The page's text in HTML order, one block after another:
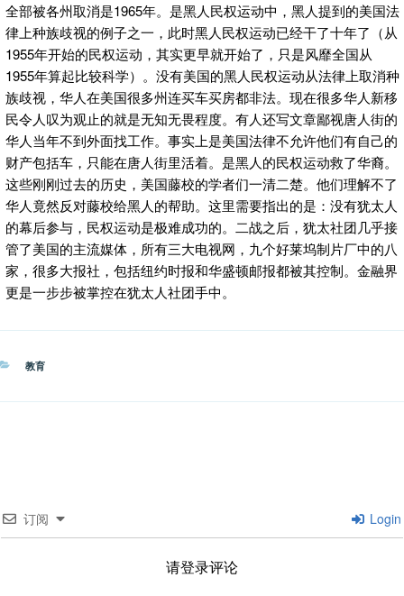
全部被各州取消是1965年。是黑人民权运动中，黑人提到的美国法
律上种族歧视的例子之一，此时黑人民权运动已经干了十年了（从
1955年开始的民权运动，其实更早就开始了，只是风靡全国从
1955年算起比较科学）。没有美国的黑人民权运动从法律上取消种
族歧视，华人在美国很多州连买车买房都非法。现在很多华人新移
民令人叹为观止的就是无知无畏程度。有人还写文章鄙视唐人街的
华人当年不到外面找工作。事实上是美国法律不允许他们有自己的
财产包括车，只能在唐人街里活着。是黑人的民权运动救了华裔。
这些刚刚过去的历史，美国藤校的学者们一清二楚。他们理解不了
华人竟然反对藤校给黑人的帮助。这里需要指出的是：没有犹太人
的幕后参与，民权运动是极难成功的。二战之后，犹太社团几乎接
管了美国的主流媒体，所有三大电视网，九个好莱坞制片厂中的八
家，很多大报社，包括纽约时报和华盛顿邮报都被其控制。金融界
更是一步步被掌控在犹太人社团手中。
分
教育
订阅 Login
请登录评论